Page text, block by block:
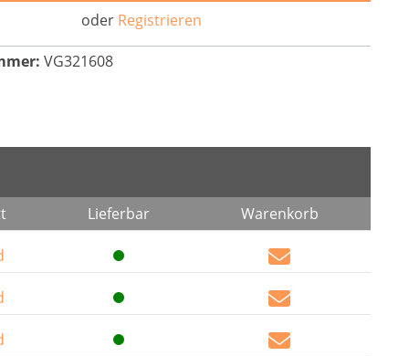
oder Registrieren
VG321608
Lieferbar Warenkorb